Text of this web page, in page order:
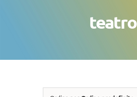
teatro